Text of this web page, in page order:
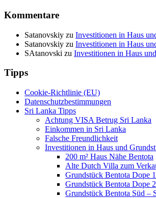
Kommentare
Satanovskiy zu Investitionen in Haus
Satanovskiy zu Investitionen in Haus
SAtanovski zu Investitionen in Haus
Tipps
Cookie-Richtlinie (EU)
Datenschutzbestimmungen
Sri Lanka Tipps
Achtung VISA Betrug Sri Lanka
Einkommen in Sri Lanka
Falsche Freundlichkeit
Investitionen in Haus und
200 m² Haus Nähe Bentota
Alte Dutch Villa zum
Grundstück Bentota Dope 1
Grundstück Bentota Dope 2
Grundstück Bentota Süd –